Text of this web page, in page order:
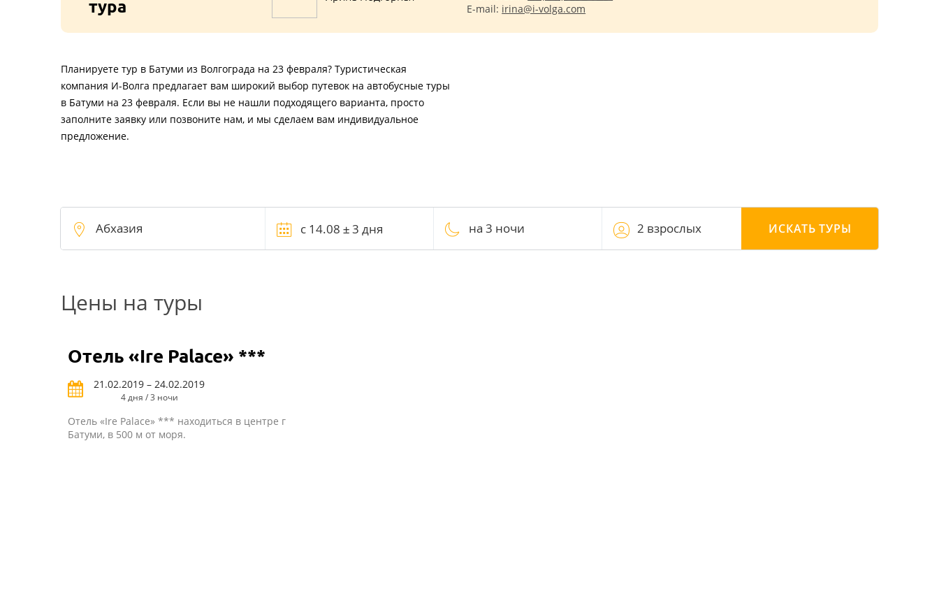
тура
E-mail: irina@i-volga.com
Планируете тур в Батуми из Волгограда на 23 февраля? Туристическая
компания И-Волга предлагает вам широкий выбор путевок на автобусные туры
в Батуми на 23 февраля. Если вы не нашли подходящего варианта, просто
заполните заявку или позвоните нам, и мы сделаем вам индивидуальное
предложение.
на 3 ночи 2 взрослых ИСКАТЬ ТУРЫ
Цены на туры
Отель «Ire Palace» ***
21.02.2019 – 24.02.2019
4 дня / 3 ночи
Отель «Ire Palace» *** находиться в центре г
Батуми, в 500 м от моря.